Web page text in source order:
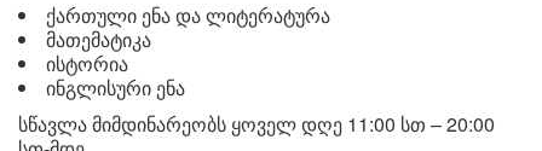
ქართული ენა და ლიტერატურა
მათემატიკა
ისტორია
ინგლისური ენა
სწავლა მიმდინარეობს ყოველ დღე 11:00 სთ – 20:00